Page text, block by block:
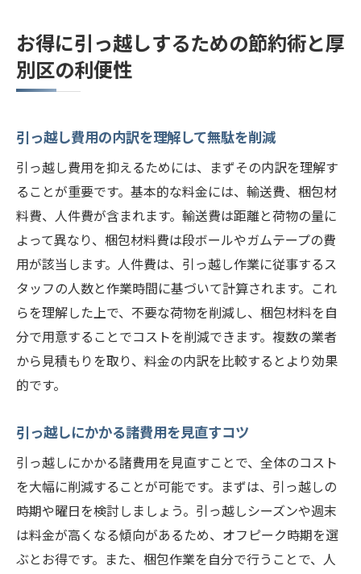
お得に引っ越しするための節約術と厚
別区の利便性
引っ越し費用の内訳を理解して無駄を削減
引っ越し費用を抑えるためには、まずその内訳を理解す
ることが重要です。基本的な料金には、輸送費、梱包材
料費、人件費が含まれます。輸送費は距離と荷物の量に
よって異なり、梱包材料費は段ボールやガムテープの費
用が該当します。人件費は、引っ越し作業に従事するス
タッフの人数と作業時間に基づいて計算されます。これ
らを理解した上で、不要な荷物を削減し、梱包材料を自
分で用意することでコストを削減できます。複数の業者
から見積もりを取り、料金の内訳を比較するとより効果
的です。
引っ越しにかかる諸費用を見直すコツ
引っ越しにかかる諸費用を見直すことで、全体のコスト
を大幅に削減することが可能です。まずは、引っ越しの
時期や曜日を検討しましょう。引っ越しシーズンや週末
は料金が高くなる傾向があるため、オフピーク時期を選
ぶとお得です。また、梱包作業を自分で行うことで、人